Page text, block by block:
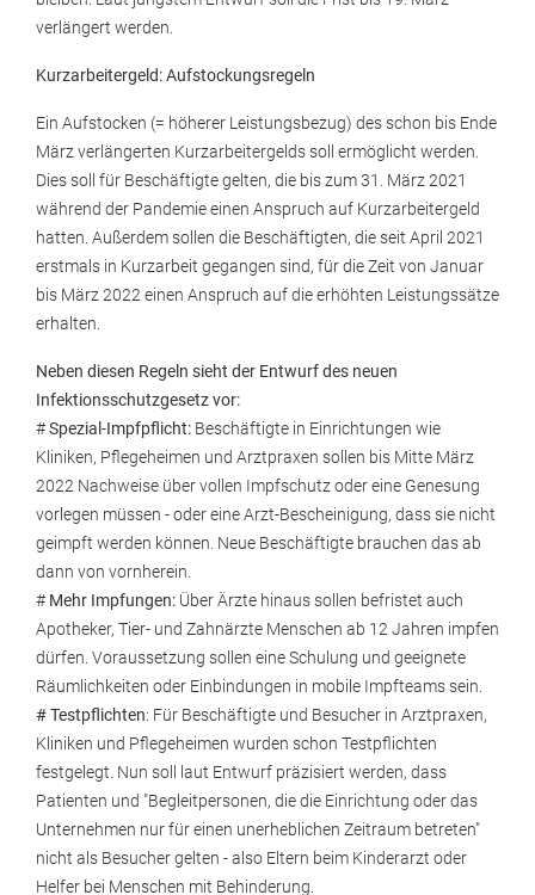
verlängert werden.
Kurzarbeitergeld: Aufstockungsregeln
Ein Aufstocken (= höherer Leistungsbezug) des schon bis Ende
März verlängerten Kurzarbeitergelds soll ermöglicht werden.
Dies soll für Beschäftigte gelten, die bis zum 31. März 2021
während der Pandemie einen Anspruch auf Kurzarbeitergeld
hatten. Außerdem sollen die Beschäftigten, die seit April 2021
erstmals in Kurzarbeit gegangen sind, für die Zeit von Januar
bis März 2022 einen Anspruch auf die erhöhten Leistungssätze
erhalten.
Neben diesen Regeln sieht der Entwurf des neuen
Infektionsschutzgesetz vor:
#Spezial-Impfpflicht: Beschäftigte in Einrichtungen wie
Kliniken, Pflegeheimen und Arztpraxen sollen bis Mitte März
2022 Nachweise über vollen Impfschutz oder eine Genesung
vorlegen müssen - oder eine Arzt-Bescheinigung, dass sie nicht
geimpft werden können. Neue Beschäftigte brauchen das ab
dann von vornherein.
#Mehr Impfungen: Über Ärzte hinaus sollen befristet auch
Apotheker, Tier- und Zahnärzte Menschen ab 12 Jahren impfen
dürfen. Voraussetzung sollen eine Schulung und geeignete
Räumlichkeiten oder Einbindungen in mobile Impfteams sein.
# Testpflichten: Für Beschäftigte und Besucher in Arztpraxen,
Kliniken und Pflegeheimen wurden schon Testpflichten
festgelegt. Nun soll laut Entwurf präzisiert werden, dass
Patienten und "Begleitpersonen, die die Einrichtung oder das
Unternehmen nur für einen unerheblichen Zeitraum betreten"
nicht als Besucher gelten - also Eltern beim Kinderarzt oder
Helfer bei Menschen mit Behinderung.